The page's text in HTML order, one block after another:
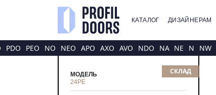
КАТАЛОГ ДИЗАЙНЕРАМ
PDO PEO NO NEO APO AXO AVO NDO NA NE N NW
СКЛАД
МОДЕЛЬ
24PE